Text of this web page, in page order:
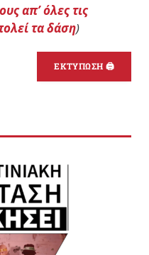
απ’ όλες τις
τα δάση)
ΕΚΤΥΠΩΣΗ 🖨